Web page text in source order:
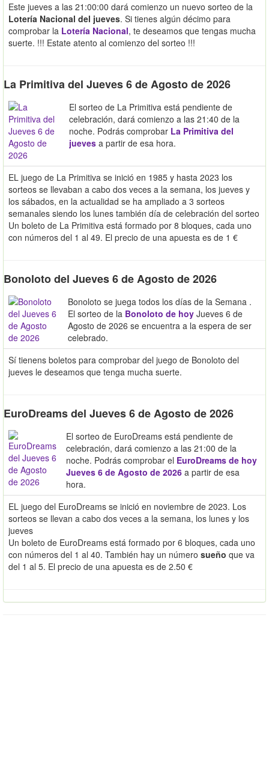
Este jueves a las 21:00:00 dará comienzo un nuevo sorteo de la
Lotería Nacional del jueves. Si tienes algún décimo para
comprobar la Lotería Nacional, te deseamos que tengas mucha
suerte. !!! Estate atento al comienzo del sorteo !!!
La Primitiva del Jueves 6 de Agosto de 2026
El sorteo de La Primitiva está pendiente de
celebración, dará comienzo a las 21:40 de la
noche. Podrás comprobar La Primitiva del
jueves a partir de esa hora.
EL juego de La Primitiva se inició en 1985 y hasta 2023 los
sorteos se llevaban a cabo dos veces a la semana, los jueves y
los sábados, en la actualidad se ha ampliado a 3 sorteos
semanales siendo los lunes también día de celebración del sorteo
Un boleto de La Primitiva está formado por 8 bloques, cada uno
con números del 1 al 49. El precio de una apuesta es de 1 €
Bonoloto del Jueves 6 de Agosto de 2026
Bonoloto se juega todos los días de la Semana .
El sorteo de la Bonoloto de hoy Jueves 6 de
Agosto de 2026 se encuentra a la espera de ser
celebrado.
Sí tienens boletos para comprobar del juego de Bonoloto del
jueves le deseamos que tenga mucha suerte.
EuroDreams del Jueves 6 de Agosto de 2026
El sorteo de EuroDreams está pendiente de
celebración, dará comienzo a las 21:00 de la
noche. Podrás comprobar el EuroDreams de hoy
Jueves 6 de Agosto de 2026 a partir de esa
hora.
EL juego del EuroDreams se inició en noviembre de 2023. Los
sorteos se llevan a cabo dos veces a la semana, los lunes y los
jueves
Un boleto de EuroDreams está formado por 6 bloques, cada uno
con números del 1 al 40. También hay un número sueño que va
del 1 al 5. El precio de una apuesta es de 2.50 €